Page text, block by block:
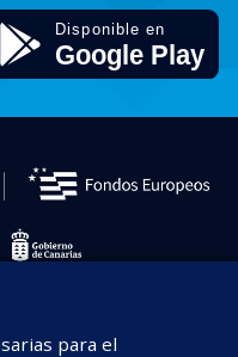
para el